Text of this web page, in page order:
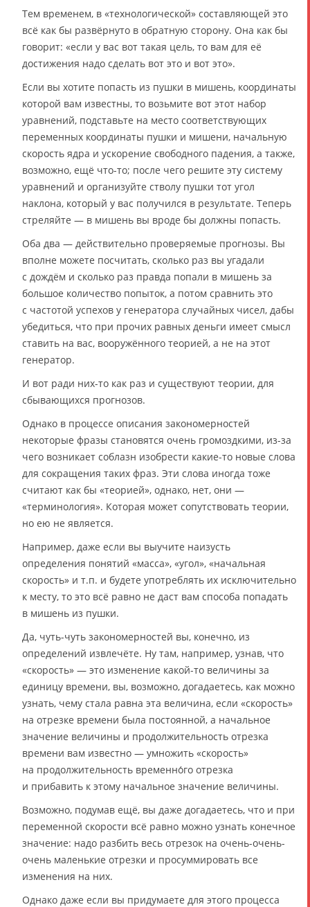
Тем временем, в «технологической» составляющей это
всё как бы развёрнуто в обратную сторону. Она как бы
говорит: «если у вас вот такая цель, то вам для её
достижения надо сделать вот это и вот это».
Если вы хотите попасть из пушки в мишень, координаты
которой вам известны, то возьмите вот этот набор
уравнений, подставьте на место соответствующих
переменных координаты пушки и мишени, начальную
скорость ядра и ускорение свободного падения, а также,
возможно, ещё что-то; после чего решите эту систему
уравнений и организуйте стволу пушки тот угол
наклона, который у вас получился в результате. Теперь
стреляйте — в мишень вы вроде бы должны попасть.
Оба два — действительно проверяемые прогнозы. Вы
вполне можете посчитать, сколько раз вы угадали
с дождём и сколько раз правда попали в мишень за
большое количество попыток, а потом сравнить это
с частотой успехов у генератора случайных чисел, дабы
убедиться, что при прочих равных деньги имеет смысл
ставить на вас, вооружённого теорией, а не на этот
генератор.
И вот ради них-то как раз и существуют теории, для
сбывающихся прогнозов.
Однако в процессе описания закономерностей
некоторые фразы становятся очень громоздкими, из-за
чего возникает соблазн изобрести какие-то новые слова
для сокращения таких фраз. Эти слова иногда тоже
считают как бы «теорией», однако, нет, они —
«терминология». Которая может сопутствовать теории,
но ею не является.
Например, даже если вы выучите наизусть
определения понятий «масса», «угол», «начальная
скорость» и т.п. и будете употреблять их исключительно
к месту, то это всё равно не даст вам способа попадать
в мишень из пушки.
Да, чуть-чуть закономерностей вы, конечно, из
определений извлечёте. Ну там, например, узнав, что
«скорость» — это изменение какой-то величины за
единицу времени, вы, возможно, догадаетесь, как можно
узнать, чему стала равна эта величина, если «скорость»
на отрезке времени была постоянной, а начальное
значение величины и продолжительность отрезка
времени вам известно — умножить «скорость»
на продолжительность временно́го отрезка
и прибавить к этому начальное значение величины.
Возможно, подумав ещё, вы даже догадаетесь, что и при
переменной скорости всё равно можно узнать конечное
значение: надо разбить весь отрезок на очень-очень-
очень маленькие отрезки и просуммировать все
изменения на них.
Однако даже если вы придумаете для этого процесса